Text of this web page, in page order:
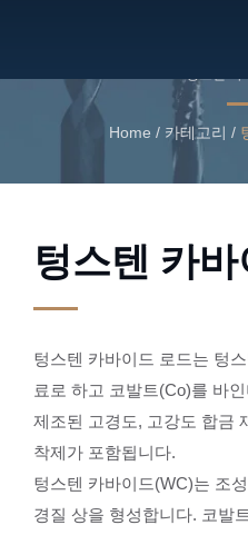
Home / 카테고리 /
텅스텐 카바
텅스텐 카바이드 로드는 텅
료로 하고 코발트(Co)를 바
제조된 고경도, 고강도 합금
착제가 포함됩니다.
텅스텐 카바이드(WC)는 조
경질 상을 형성합니다. 코발